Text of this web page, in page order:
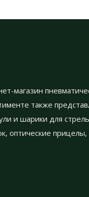
магазин
также
и шарики для
оптические прицелы,